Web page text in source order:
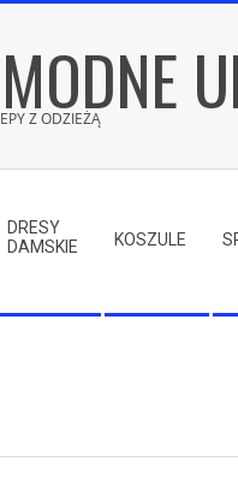
Z ODZIEŻĄ
DRESY
DAMSKIE
KOSZULE